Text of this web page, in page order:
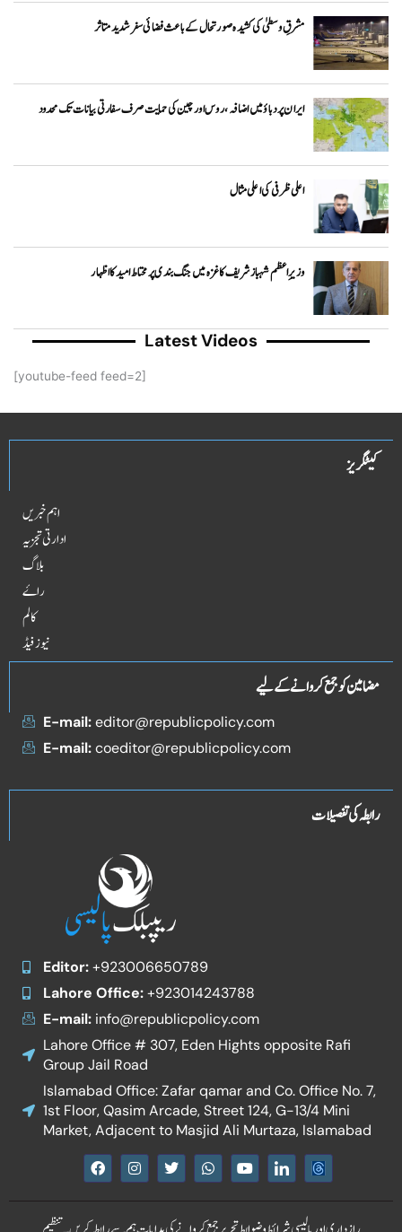
مشرقِ وسطیٰ کی کشیدہ صورتحال کے باعث فضائی سفر شدید متاثر
ایران پر دباؤ میں اضافہ، روس اور چین کی حمایت صرف سفارتی بیانات تک محدود
اعلی ظرفی کی اعلی مثال
وزیرِاعظم شہباز شریف کا غزہ میں جنگ بندی پر محتاط امید کا اظہار
Latest Videos
[youtube-feed feed=2]
کیٹگریز
اہم خبریں
ادارتی تجزیہ
بلاگ
راۓ
کالم
نیوز فیڈ
مضامین کو جمع کروانے کے لیے
E-mail:editor@republicpolicy.com
E-mail:coeditor@republicpolicy.com
رابطہ کی تفصیلات
Editor:+923006650789
Lahore Office:+923014243788
E-mail:info@republicpolicy.com
Lahore Office # 307, Eden Hights opposite Rafi
Group Jail Road
Islamabad Office: Zafar qamar and Co. Office No. 7,
1st Floor, Qasim Arcade, Street 124, G-13/4 Mini
Market, Adjacent to Masjid Ali Murtaza, Islamabad
F
a
e
I
n
t
T
w
t
t
W
h
t
s
Y
o
t
I
c
n
-